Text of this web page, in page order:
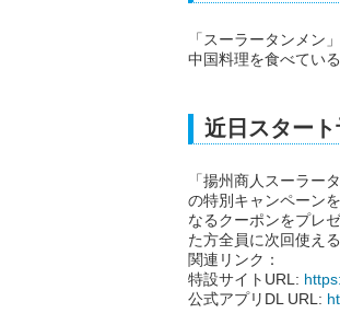
「スーラータンメン
中国料理を食べてい
近日スター
「揚州商人スーラー
の特別キャンペーン
なるクーポンをプレ
た方全員に次回使え
関連リンク：
特設サイトURL:
公式アプリDL URL: